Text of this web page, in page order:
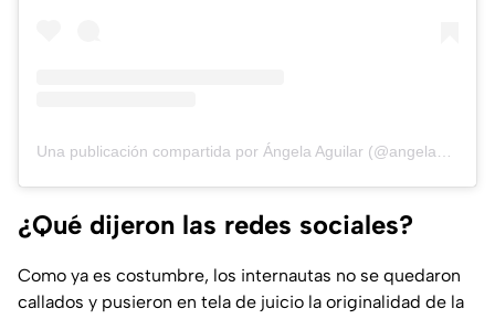
¿Qué dijeron las redes sociales?
Como ya es costumbre, los internautas no se quedaron
callados y pusieron en tela de juicio la originalidad de la